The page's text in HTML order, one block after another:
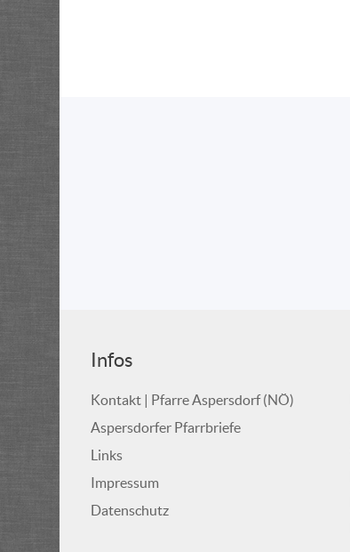
Infos
Kontakt | Pfarre Aspersdorf (NÖ)
Aspersdorfer Pfarrbriefe
Links
Impressum
Datenschutz